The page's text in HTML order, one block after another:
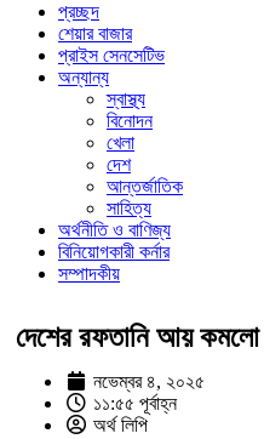
প্রচ্ছদ
শেয়ার বাজার
প্রাইস সেনসেটিভ
অন্যান্য
স্বাস্থ্য
বিনোদন
খেলা
দেশ
আন্তর্জাতিক
সাহিত্য
অর্থনীতি ও বাণিজ্য
বিনিয়োগকারী কর্নার
সম্পাদকীয়
দেশের রফতানি আয় কমলো
নভেম্বর ৪, ২০২৫
১১:৫৫ পূর্বাহ্ন
অর্থ লিপি